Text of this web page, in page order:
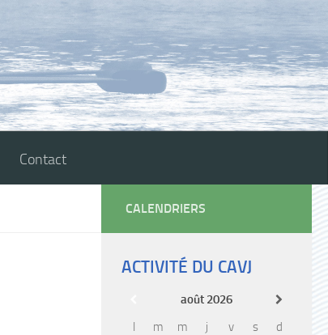
Contact
CALENDRIERS
ACTIVITÉ DU CAVJ
août 2026
l
m m j v s
d